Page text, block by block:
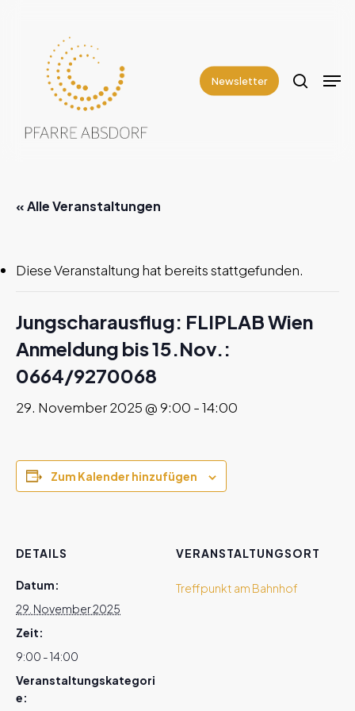
content
Newsletter
« Alle Veranstaltungen
Diese Veranstaltung hat bereits stattgefunden.
Jungscharausflug: FLIPLAB Wien
Anmeldung bis 15.Nov.:
0664/9270068
29. November 2025 @ 9:00 -14:00
Zum Kalender hinzufügen
DETAILS
Datum:
29. November 2025
Zeit:
9:00 - 14:00
Veranstaltungskategori
e:
VERANSTALTUNGSORT
Treffpunkt am Bahnhof
Menu